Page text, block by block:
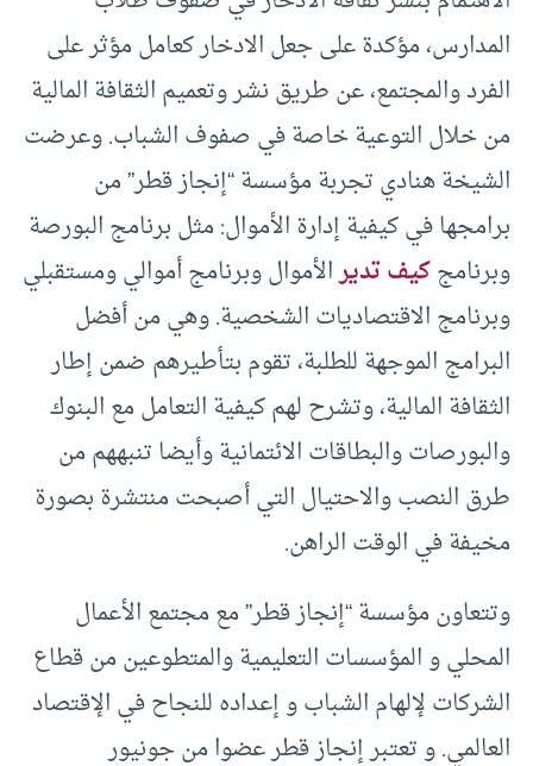
المدارس، مؤكدة على جعل الادخار كعامل مؤثر على
الفرد والمجتمع، عن طريق نشر وتعميم الثقافة المالية
من خلال التوعية خاصة في صفوف الشباب. وعرضت
الشيخة هنادي تجربة مؤسسة “إنجاز قطر” من
برامجها في كيفية إدارة الأموال: مثل برنامج البورصة
وبرنامجكيف تديرالأموال وبرنامج أموالي ومستقبلي
وبرنامج الاقتصاديات الشخصية. وهي من أفضل
البرامج الموجهة للطلبة، تقوم بتأطيرهم ضمن إطار
الثقافة المالية، وتشرح لهم كيفية التعامل مع البنوك
والبورصات والبطاقات الائتمانية وأيضا تنبههم من
طرق النصب والاحتيال التي أصبحت منتشرة بصورة
مخيفة في الوقت الراهن.
وتتعاون مؤسسة “إنجاز قطر” مع مجتمع الأعمال
المحلي و المؤسسات التعليمية والمتطوعين من قطاع
الشركات لإلهام الشباب و إعداده للنجاح في الإقتصاد
العالمي. و تعتبر إنجاز قطر عضوا من جونيور